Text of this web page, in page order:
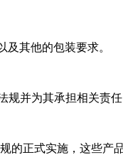
其他的包装要求。
并为其承担相关责任
正式实施，这些